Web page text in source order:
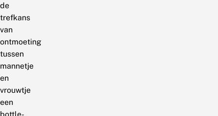
de
trefkans
van
ontmoeting
tussen
mannetje
en
vrouwtje
een
bottle-